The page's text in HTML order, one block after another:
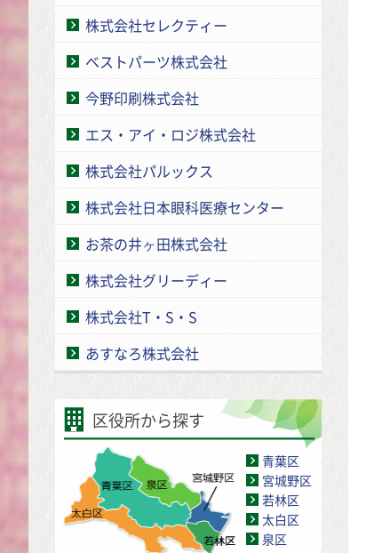
株式会社セレクティー
ベストパーツ株式会社
今野印刷株式会社
エス・アイ・ロジ株式会社
株式会社パルックス
株式会社日本眼科医療センター
お茶の井ヶ田株式会社
株式会社グリーディー
株式会社T・S・S
あすなろ株式会社
区役所から探す
青葉区
宮城野区
若林区
太白区
泉区